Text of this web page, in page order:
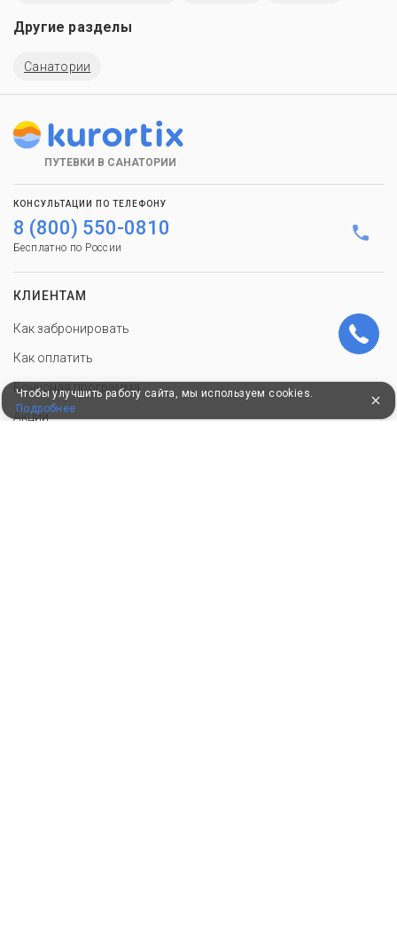
Другие разделы
Санатории
ПУТЕВКИ В САНАТОРИИ
КОНСУЛЬТАЦИИ ПО ТЕЛЕФОНУ
8 (800) 550-0810
Бесплатно по России
КЛИЕНТАМ
Как забронировать
Как оплатить
Бонусная программа
Акции
Чтобы улучшить работу сайта, мы используем cookies.
Подробнее